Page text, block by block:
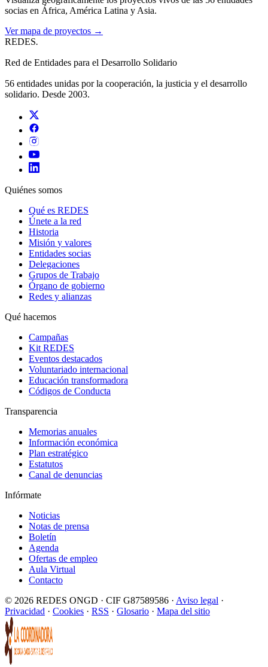
socias en África, América Latina y Asia.
Ver mapa de proyectos →
REDES.
Red de Entidades para el Desarrollo Solidario
56 entidades unidas por la cooperación, la justicia y el desarrollo
solidario. Desde 2003.
Quiénes somos
Qué es REDES
Únete a la red
Historia
Misión y valores
Entidades socias
Delegaciones
Grupos de Trabajo
Órgano de gobierno
Redes y alianzas
Qué hacemos
Campañas
Kit REDES
Eventos destacados
Voluntariado internacional
Educación transformadora
Códigos de Conducta
Transparencia
Memorias anuales
Información económica
Plan estratégico
Estatutos
Canal de denuncias
Infórmate
Noticias
Notas de prensa
Boletín
Agenda
Ofertas de empleo
Aula Virtual
Contacto
© 2026 REDES ONGD · CIF G87589586 · Aviso legal ·
Privacidad · Cookies · RSS · Glosario · Mapa del sitio